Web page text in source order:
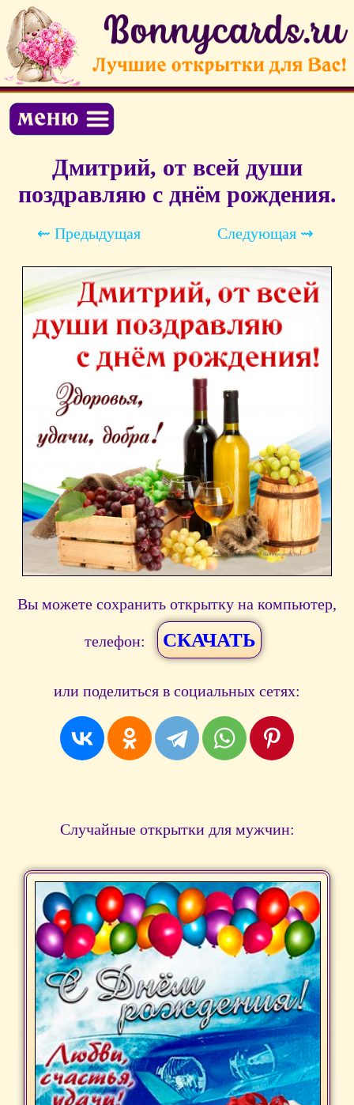
Дмитрий, от всей души
поздравляю с днём рождения.
⇜ Предыдущая Следующая ⇝
Вы можете сохранить открытку на компьютер,
телефон: СКАЧАТЬ
или поделиться в социальных сетях:
Случайные открытки для мужчин: